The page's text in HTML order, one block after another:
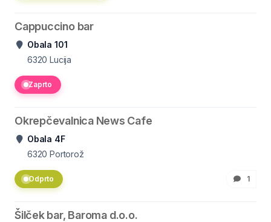
Cappuccino bar
Obala 101
6320 Lucija
Zaprto
Okrepčevalnica News Cafe
Obala 4F
6320 Portorož
Odprto 1
Šilček bar, Baroma d.o.o.